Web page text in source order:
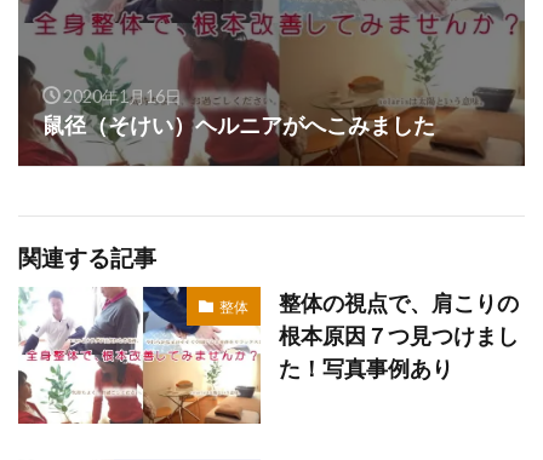
2020年1月16日
鼠径（そけい）ヘルニアがへこみました
関連する記事
整体
整体の視点で、肩こりの
根本原因７つ見つけまし
た！写真事例あり